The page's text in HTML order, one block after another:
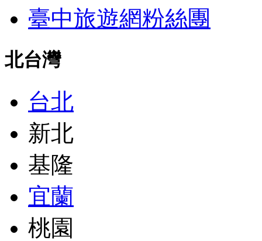
臺中旅遊網粉絲團
北台灣
台北
新北
基隆
宜蘭
桃園